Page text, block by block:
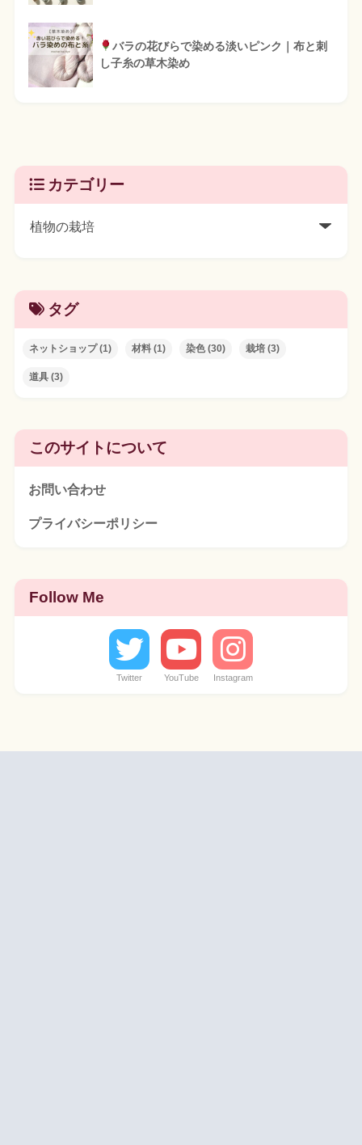
バラの花びらで染める淡いピンク｜布と刺
し子糸の草木染め
カテゴリー
タグ
ネットショップ(1) 材料(1) 染色(30) 栽培(3)
道具(3)
このサイトについて
お問い合わせ
プライバシーポリシー
Follow Me
Twitter YouTube Instagram